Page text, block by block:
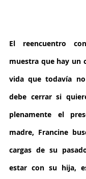
El reencuentro
muestra que hay un
vida que todavía
debe cerrar si
plenamente el
madre, Francine
cargas de su
estar con su hija,